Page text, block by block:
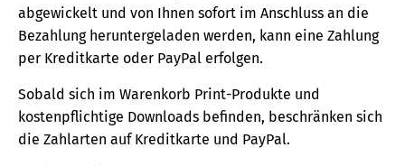
abgewickelt und von Ihnen sofort im Anschluss an die
Bezahlung heruntergeladen werden, kann eine Zahlung
per Kreditkarte oder PayPal erfolgen.
Sobald sich im Warenkorb Print-Produkte und
kostenpflichtige Downloads befinden, beschränken sich
die Zahlarten auf Kreditkarte und PayPal.